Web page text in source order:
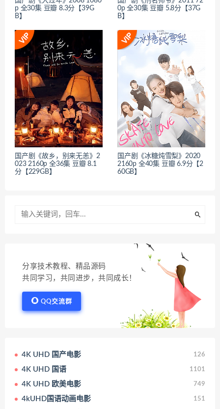
p 全30集 豆瓣 8.3分【39G
B】
0p 全30集 豆瓣 5.8分【37G
B】
国产剧《故乡，别来无恙》2
023 2160p 全36集 豆瓣 8.1
分【229GB】
国产剧《冰糖炖雪梨》2020
2160p 全40集 豆瓣 6.9分【2
60GB】
分享技术教程、精品源码
共同学习，共同进步，共同成长！
QQ交流群
4K UHD 国产电影 126
4K UHD 国语 1101
4K UHD 欧美电影 749
4kUHD国语动画电影 151